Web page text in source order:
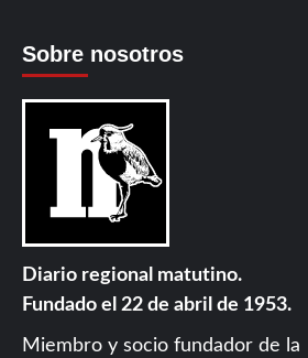
Sobre nosotros
Diario regional matutino.
Fundado el 22 de abril de 1953.
Miembro y socio fundador de la